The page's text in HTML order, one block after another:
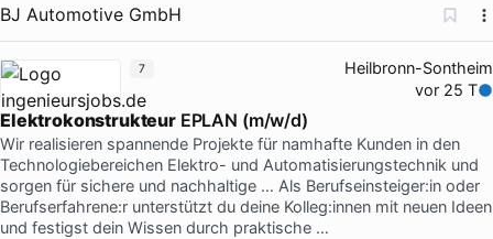
BJ Automotive GmbH
Heilbronn-Sontheim
vor 25 T
ElektrokonstrukteurEPLAN (m/w/d)
Wir realisieren spannende Projekte für namhafte Kunden in den
Technologiebereichen Elektro- und Automatisierungstechnik und
sorgen für sichere und nachhaltige … Als Berufseinsteiger:in oder
Berufserfahrene:r unterstützt du deine Kolleg:innen mit neuen Ideen
und festigst dein Wissen durch praktische …
7